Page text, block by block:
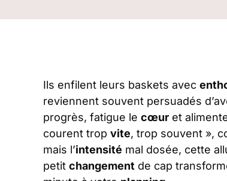
Ils enfilent leurs baskets avec
reviennent souvent persuadés
progrès, fatigue le cœur et
courent trop vite, trop souvent »,
mais l’intensité mal dosée, cette
petit changement de cap